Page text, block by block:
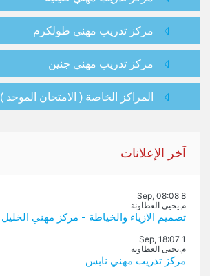
مركز تدريب مهني طولكرم
مركز تدريب مهني جنين
المراكز الخاصة ( الامتحان الموحد )
آخر الإعلانات
8 Sep, 08:08
م.يحيى العطاونة
تصميم الازياء والخياطة - مركز مهني الخليل
1 Sep, 18:07
م.يحيى العطاونة
مركز تدريب مهني نابس